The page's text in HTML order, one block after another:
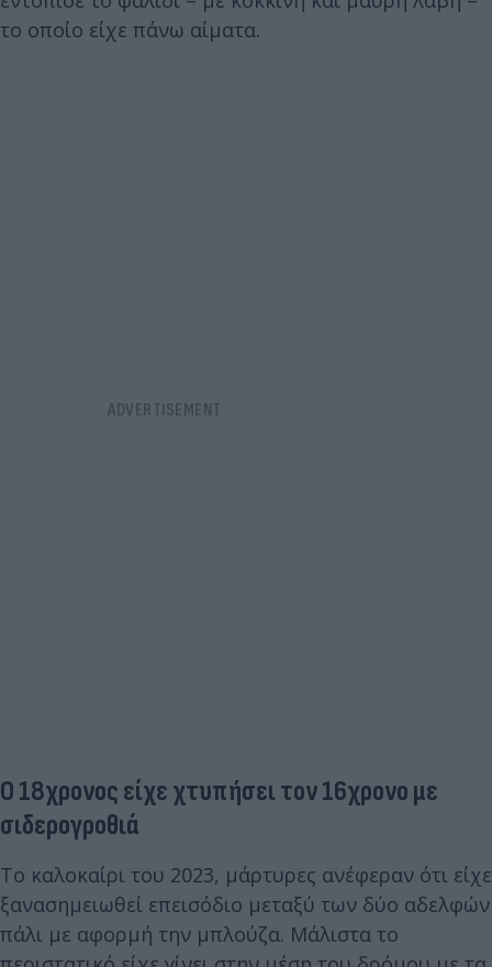
το οποίο είχε πάνω αίματα.
Ο 18χρονος είχε χτυπήσει τον 16χρονο με
σιδερογροθιά
Το καλοκαίρι του 2023, μάρτυρες ανέφεραν ότι είχε
ξανασημειωθεί επεισόδιο μεταξύ των δύο αδελφών
πάλι με αφορμή την μπλούζα. Μάλιστα το